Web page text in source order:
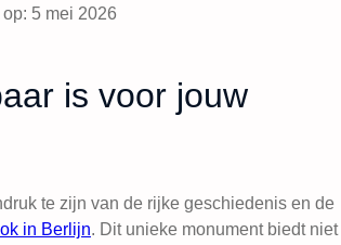
5 mei 2026
is voor jouw
te zijn van de rijke geschiedenis en de
in Berlijn. Dit unieke monument biedt niet